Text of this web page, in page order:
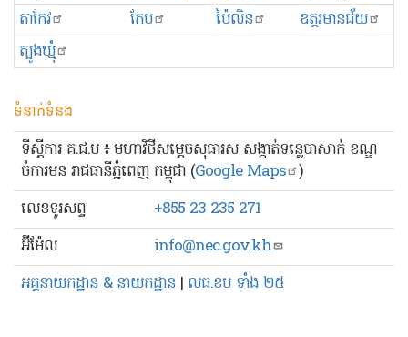
តាកែវ
កែប ប៉ៃលិន
ឧត្ដរមានជ័យ
ត្បូងឃ្មុំ
ទំនាក់ទំនង
ទីស្ដីការ គ.ជ.ប ៖ មហាវិថីសម្ដេចសុធារស សង្កាត់ទន្លេបាសាក់ ខណ្ឌ
ចំការមន រាជធានីភ្នំពេញ កម្ពុជា (Google Maps )
លេខ​ទូរសព្ទ
+855 23 235 271
អ៊ីម៉ែល
info@nec.gov.kh
អគ្គនាយកដ្ឋាន & នាយកដ្ឋាន | លធ.ខប ទាំង ២៥